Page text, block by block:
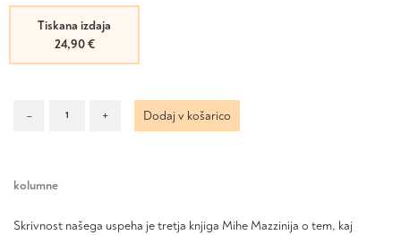
kolumne
Skrivnost našega uspeha je tretja knjiga Mihe Mazzinija o tem, kaj
Tiskana izdaja
24,90€
– + Dodaj v košarico